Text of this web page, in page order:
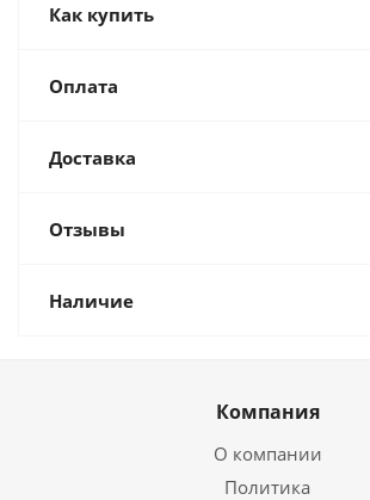
Как купить
Оплата
Доставка
Отзывы
Наличие
Компания
О компании
Политика